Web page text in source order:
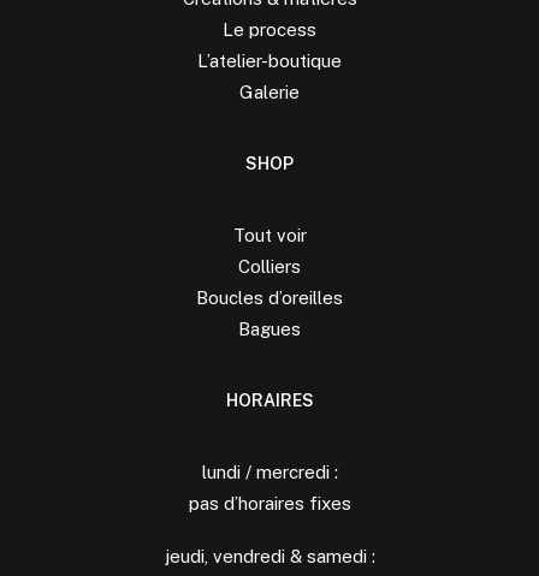
Le process
L’atelier-boutique
Galerie
SHOP
Tout voir
Colliers
Boucles d’oreilles
Bagues
HORAIRES
lundi / mercredi :
pas d’horaires fixes
jeudi, vendredi & samedi :